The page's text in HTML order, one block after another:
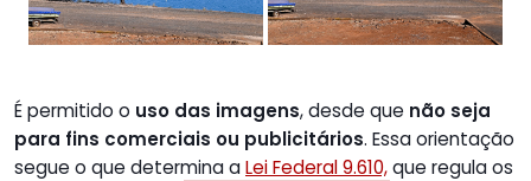
É permitido o uso das imagens, desde que não seja
para fins comerciais ou publicitários. Essa orientação
segue o que determina aLei Federal 9.610,que regula os